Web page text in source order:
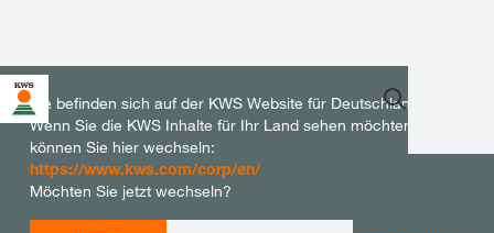
Sie befinden sich auf der KWS Website für Deutschland.
Wenn Sie die KWS Inhalte für Ihr Land sehen möchten,
können Sie hier wechseln:
https://www.kws.com/corp/en/
Möchten Sie jetzt wechseln?